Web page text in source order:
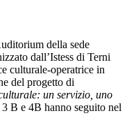
della sede
dall’Istess di Terni
culturale-operatrice in
del progetto di
un servizio, uno
3 B e 4B hanno seguito nel